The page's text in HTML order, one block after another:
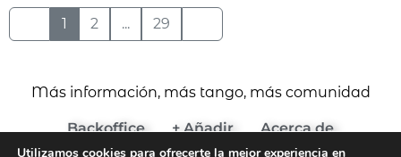
1 2 ... 29
Más información, más tango, más comunidad
Backoffice + Añadir
Acerca de
Utilizamos cookies para ofrecerte la mejor experiencia en